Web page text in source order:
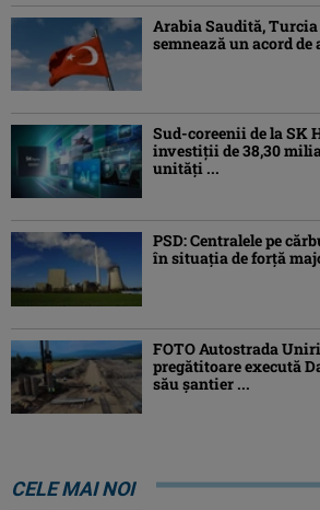
Arabia Saudită,
semnează un acord de
Sud-coreenii de la SK
investiţii de 38,30
unităţi ...
PSD: Centralele pe
în situaţia de forţă
FOTO Autostrada
pregătitoare execută
său șantier ...
CELE MAI NOI